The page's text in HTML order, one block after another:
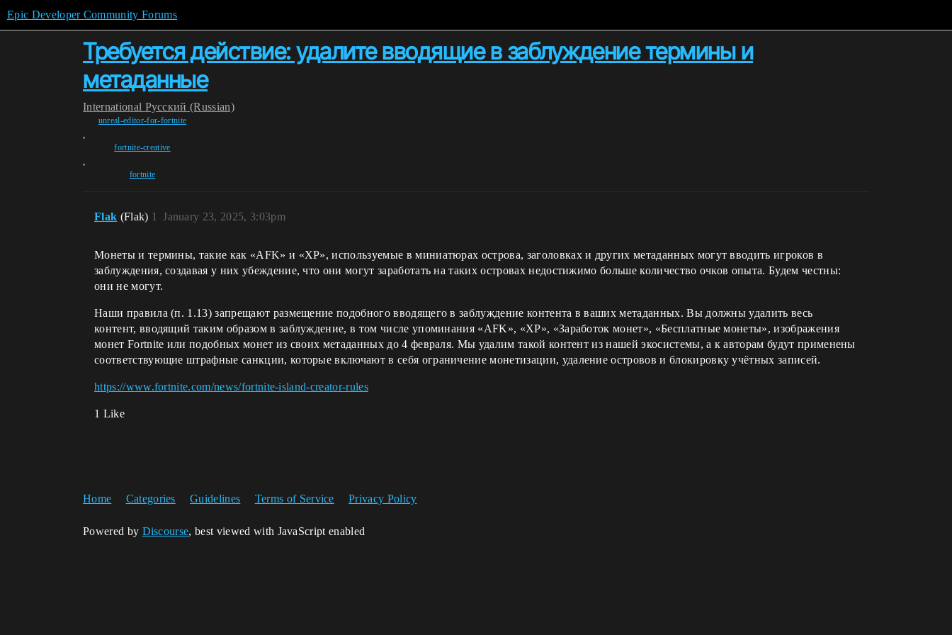
Epic Developer Community Forums
Требуется действие: удалите вводящие в заблуждение термины и
метаданные
International Pусский (Russian)
unreal-editor-for-fortnite
,
fortnite-creative
,
fortnite
Flak (Flak) January 23, 2025, 3:03pm
1
Монеты и термины, такие как «AFK» и «XP», используемые в миниатюрах острова, заголовках и других метаданных могут вводить игроков в
заблуждения, создавая у них убеждение, что они могут заработать на таких островах недостижимо больше количество очков опыта. Будем честны:
они не могут.
Наши правила (п. 1.13) запрещают размещение подобного вводящего в заблуждение контента в ваших метаданных. Вы должны удалить весь
контент, вводящий таким образом в заблуждение, в том числе упоминания «AFK», «XP», «Заработок монет», «Бесплатные монеты», изображения
монет Fortnite или подобных монет из своих метаданных до 4 февраля. Мы удалим такой контент из нашей экосистемы, а к авторам будут применены
соответствующие штрафные санкции, которые включают в себя ограничение монетизации, удаление островов и блокировку учётных записей.
https://www.fortnite.com/news/fortnite-island-creator-rules
1 Like
Home Categories Guidelines Terms of Service Privacy Policy
Powered by Discourse, best viewed with JavaScript enabled